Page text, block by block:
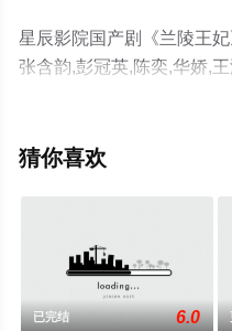
星辰影院国产剧《兰陵王
张含韵,彭冠英,陈奕,华娇,
宏,张晓晨,刘帅良,赵秦,傅
看高清无删减完整版电视
猜你喜欢
已完结 6.0